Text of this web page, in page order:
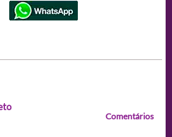
Comentários